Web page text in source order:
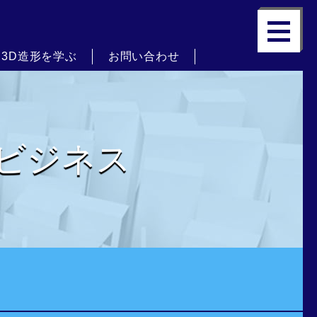
3D造形を学ぶ お問い合わせ
ジネス